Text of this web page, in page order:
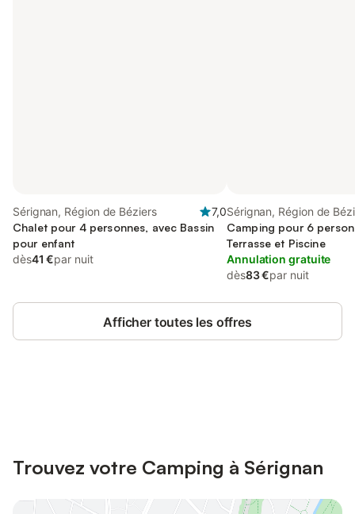
Sérignan, Région de Béziers
7,0
Chalet pour 4 personnes, avec Bassin
pour enfant
dès41 €par nuit
Sérignan, Région de
Camping pour 6
Terrasse et Piscine
Annulation gratuite
dès83 €par nuit
Afficher toutes les offres
Trouvez votre Camping à Sérignan